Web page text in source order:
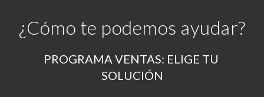
¿Cómo te podemos ayudar?
PROGRAMA VENTAS: ELIGE TU
SOLUCIÓN